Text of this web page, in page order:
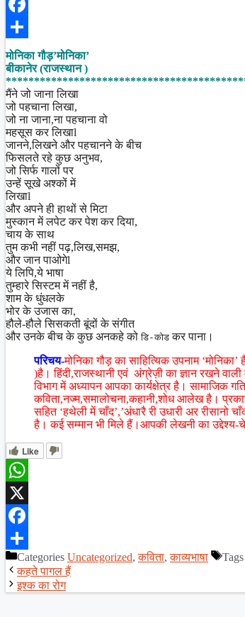
X
Facebook
Share
मोनिका गौड़’मोनिका’
बीकानेर (राजस्थान )
मैंने जो जाना लिखा
जो पहचाना लिखा,
जो ना जाना,ना पहचाना वो
महसूस कर लिखाl
जानने,लिखने और पहचानने के बीच
फिसलते रहे कुछ अनुभव,
जो सिर्फ गालों पर
उन्हें सूखे अश्कों में
लिखाl
और अपने ही हाथों से मिटा
मुस्कान में लपेट कर पेश कर दिया,
चाय के साथ
तुम कभी नहीं पढ़,लिख,समझ,
और जान पाओगेl
ये लिपि,ये भाषा
तुम्हारे सिस्टम में नहीं है,
शाम के धुंधलके
भोर के उजास का,
हौले-हौले सिसकती बूंदों के संगीत
और उनके बीच के कुछ अनकहे कोडि-कोड कर पाना।
परिचय-मोनिका गौड़ का साहित्यिक उपनाम
)है। हिंदी,राजस्थानी एवं अंग्रेज़ी का ज्ञान रखने वाली
विभाग में अध्यापन आपका कार्यक्षेत्र है। सामाजिक
कविता,नज्म,समालोचना,कहानी,शोध आलेख है।
सहित ‘हथेली में चाँद’,’अंधारै री उधारी अर
है। कई सम्मान भी मिले हैं।आपकी लेखनी का उद्देश्य-
Like
WhatsApp
X
Facebook
ShareCategories Uncategorized,कविता,काव्यभाषा Tags
कहते पागल हैं
इश्क का रोग